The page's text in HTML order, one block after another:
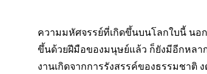
ความมหัศจรรย์ที่เกิดขึ้นบนโลกใบนี้ นอ
ขึ้นด้วยฝีมือของมนุษย์แล้ว ก็ยังมีอีกหลา
งานเกิดจากการรังสรรค์ของธรรมชาติ ง